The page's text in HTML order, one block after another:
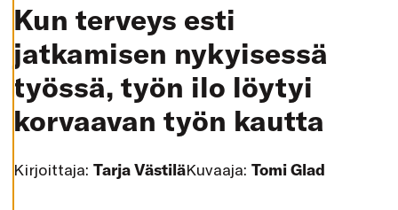
Y
K
S
K
I
E
V
Kun terveys esti
jatkamisen nykyisessä
työssä, työn ilo löytyi
korvaavan työn kautta
Kirjoittaja: Tarja VästiläKuvaaja: Tomi Glad